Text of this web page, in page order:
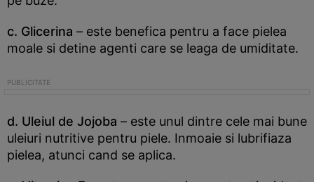
c. Glicerina – este benefica pentru a face pielea
moale si detine agenti care se leaga de umiditate.
d. Uleiul de Jojoba – este unul dintre cele mai bune
uleiuri nutritive pentru piele. Inmoaie si lubrifiaza
pielea, atunci cand se aplica.